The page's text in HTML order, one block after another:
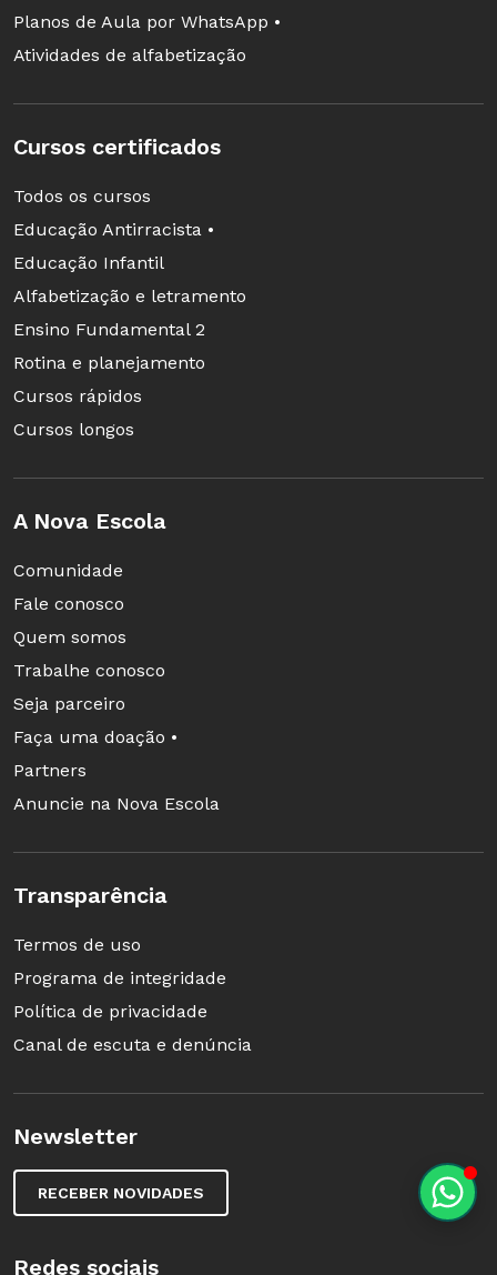
Planos de Aula por WhatsApp •
Atividades de alfabetização
Cursos certificados
Todos os cursos
Educação Antirracista •
Educação Infantil
Alfabetização e letramento
Ensino Fundamental 2
Rotina e planejamento
Cursos rápidos
Cursos longos
A Nova Escola
Comunidade
Fale conosco
Quem somos
Trabalhe conosco
Seja parceiro
Faça uma doação •
Partners
Anuncie na Nova Escola
Transparência
Termos de uso
Programa de integridade
Política de privacidade
Canal de escuta e denúncia
Newsletter
RECEBER NOVIDADES
Redes sociais